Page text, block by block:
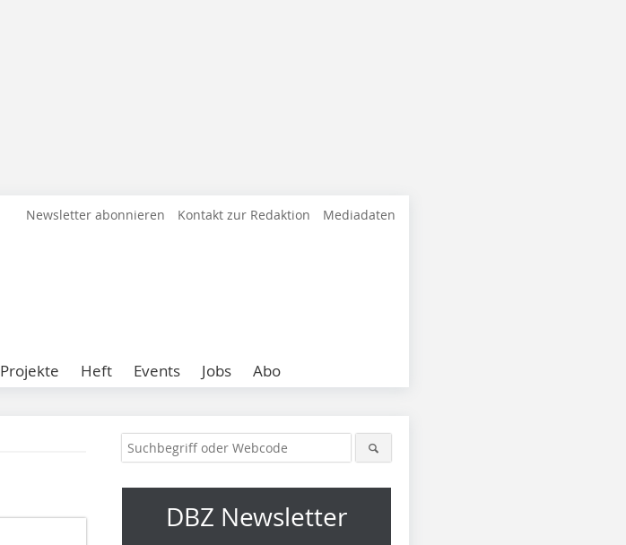
Newsletter abonnieren Kontakt zur Redaktion Mediadaten
Projekte Heft Events Jobs Abo
DBZ Newsletter